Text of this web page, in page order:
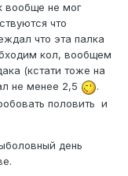
вообще не мог
что
что эта палка
кол, вообщем
(кстати тоже на
не менее 2,5
.
половить и
день